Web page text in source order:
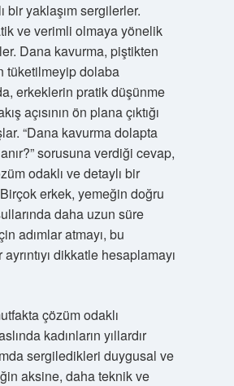
bir yaklaşım sergilerler.
ve verimli olmaya yönelik
Dana kavurma, piştikten
tüketilmeyip dolaba
erkeklerin pratik düşünme
açısının ön plana çıktığı
“Dana kavurma dolapta
sorusuna verdiği cevap,
odaklı ve detaylı bir
Birçok erkek, yemeğin doğru
daha uzun süre
adımlar atmayı, bu
dikkatle hesaplamayı
çözüm odaklı
kadınların yıllardır
sergiledikleri duygusal ve
aksine, daha teknik ve